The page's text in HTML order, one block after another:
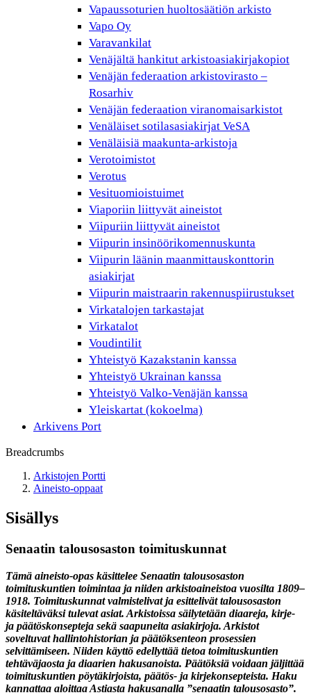
Vapaussoturien huoltosäätiön arkisto
Vapo Oy
Varavankilat
Venäjältä hankitut arkistoasiakirjakopiot
Venäjän federaation arkistovirasto –
Rosarhiv
Venäjän federaation viranomaisarkistot
Venäläiset sotilasasiakirjat VeSA
Venäläisiä maakunta-arkistoja
Verotoimistot
Verotus
Vesituomioistuimet
Viaporiin liittyvät aineistot
Viipuriin liittyvät aineistot
Viipurin insinöörikomennuskunta
Viipurin läänin maanmittauskonttorin
asiakirjat
Viipurin maistraarin rakennuspiirustukset
Virkatalojen tarkastajat
Virkatalot
Voudintilit
Yhteistyö Kazakstanin kanssa
Yhteistyö Ukrainan kanssa
Yhteistyö Valko-Venäjän kanssa
Yleiskartat (kokoelma)
Arkivens Port
Breadcrumbs
Arkistojen Portti
Aineisto-oppaat
Sisällys
Senaatin talousosaston toimituskunnat
Tämä aineisto-opas käsittelee Senaatin talousosaston
toimituskuntien toimintaa ja niiden arkistoaineistoa vuosilta 1809–
1918. Toimituskunnat valmistelivat ja esittelivät talousosaston
käsiteltäväksi tulevat asiat. Arkistoissa säilytetään diaareja, kirje-
ja päätöskonsepteja sekä saapuneita asiakirjoja. Arkistot
soveltuvat hallintohistorian ja päätöksenteon prosessien
selvittämiseen. Niiden käyttö edellyttää tietoa toimituskuntien
tehtäväjaosta ja diaarien hakusanoista. Päätöksiä voidaan jäljittää
toimituskuntien pöytäkirjoista, päätös- ja kirjekonsepteista. Haku
kannattaa aloittaa Astiasta hakusanalla ”senaatin talousosasto”.